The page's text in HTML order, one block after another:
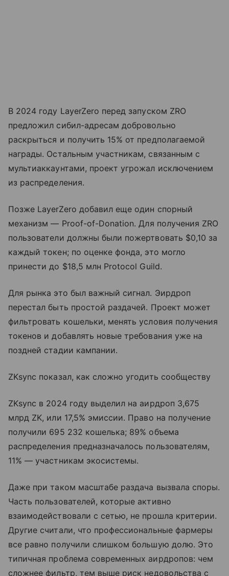
В 2024 году LayerZero перед запуском ZRO
предложил сибил-адресам добровольно
раскрыться и получить 15% от предполагаемой
награды. Остальным участникам, связанным с
мультиаккаунтами, проект угрожал исключением
из распределения.
Позже LayerZero добавил еще один спорный
механизм — Proof-of-Donation. Для получения ZRO
пользователи должны были пожертвовать $0,10 за
каждый токен; по оценке фонда, это могло
принести до $18,5 млн Protocol Guild.
Для рынка это был важный сигнал. Эирдроп
перестал быть простой раздачей. Проект может
фильтровать кошельки, менять условия получения
токенов и добавлять новые требования уже на
поздней стадии кампании.
ZKsync показал, как сложно угодить сообществу
ZKsync в 2024 году выделил на аирдроп 3,675
млрд ZK, или 17,5% эмиссии. Право на получение
получили 695 232 кошелька; 89% объема
распределения предназначалось пользователям,
11% — участникам экосистемы.
Даже при таком масштабе раздача вызвала споры.
Часть пользователей, которые активно
взаимодействовали с сетью, не прошла критерии.
Другие считали, что профессиональные фармеры
все равно получили слишком большую долю. Это
типичная проблема современных аирдропов: чем
сложнее фильтр, тем выше риск недовольства с